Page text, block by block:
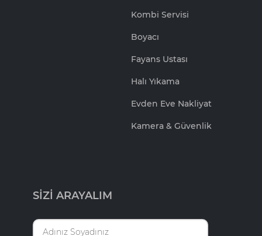
Kombi Servisi
Boyacı
Fayans Ustası
Halı Yıkama
Evden Eve Nakliyat
Kamera & Güvenlik
SİZİ ARAYALIM